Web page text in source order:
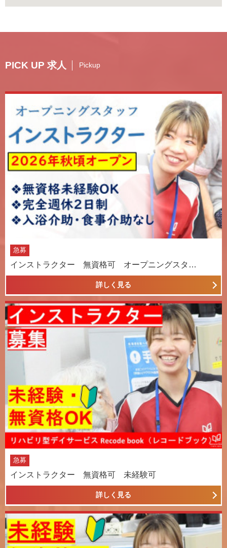
PICK UP 求人 Pickup
急募
インストラクター 無資格可 オープニングスタ…
詳しく見る
急募
インストラクター 無資格可 未経験可
詳しく見る